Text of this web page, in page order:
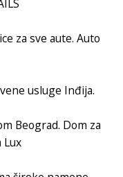
za sve aute. Auto
usluge Inđija.
Beograd. Dom za
Lux